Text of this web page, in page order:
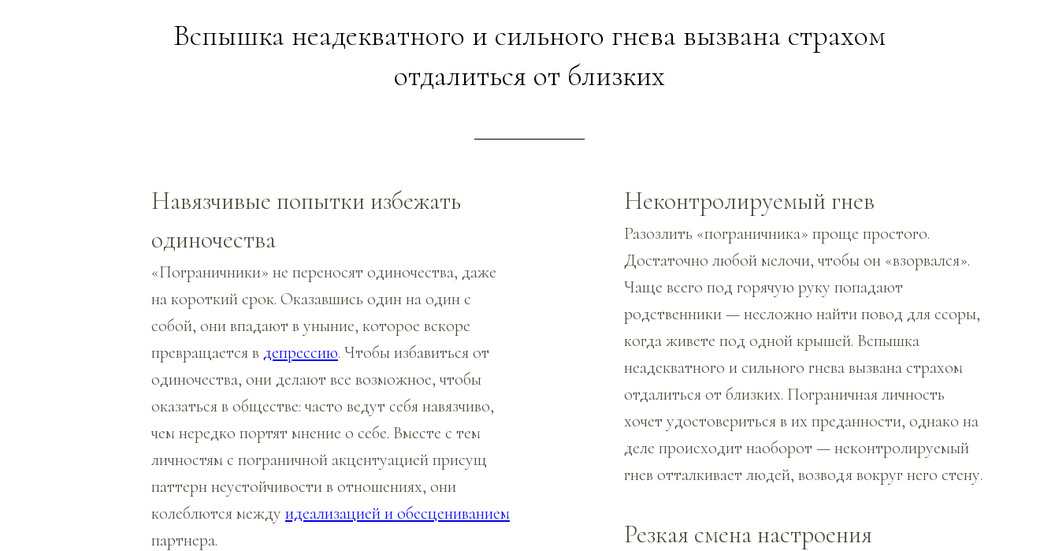
Вспышка неадекватного и сильного гнева вызвана страхом
отдалиться от близких
Навязчивые попытки избежать
одиночества
«Пограничники» не переносят одиночества, даже
на короткий срок. Оказавшись один на один с
собой, они впадают в уныние, которое вскоре
превращается в депрессию. Чтобы избавиться от
одиночества, они делают все возможное, чтобы
оказаться в обществе: часто ведут себя навязчиво,
чем нередко портят мнение о себе. Вместе с тем
личностям с пограничной акцентуацией присущ
паттерн неустойчивости в отношениях, они
колеблются между идеализацией и обесцениванием
партнера.
Неконтролируемый гнев
Разозлить «пограничника» проще простого.
Достаточно любой мелочи, чтобы он «взорвался».
Чаще всего под горячую руку попадают
родственники — несложно найти повод для ссоры,
когда живете под одной крышей. Вспышка
неадекватного и сильного гнева вызвана страхом
отдалиться от близких. Пограничная личность
хочет удостовериться в их преданности, однако на
деле происходит наоборот — неконтролируемый
гнев отталкивает людей, возводя вокруг него стену.
Резкая смена настроения